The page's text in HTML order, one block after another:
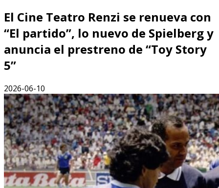
El Cine Teatro Renzi se renueva con
“El partido”, lo nuevo de Spielberg y
anuncia el prestreno de “Toy Story
5”
2026-06-10